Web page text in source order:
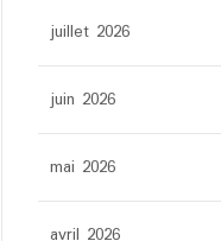
juillet 2026
juin 2026
mai 2026
avril 2026